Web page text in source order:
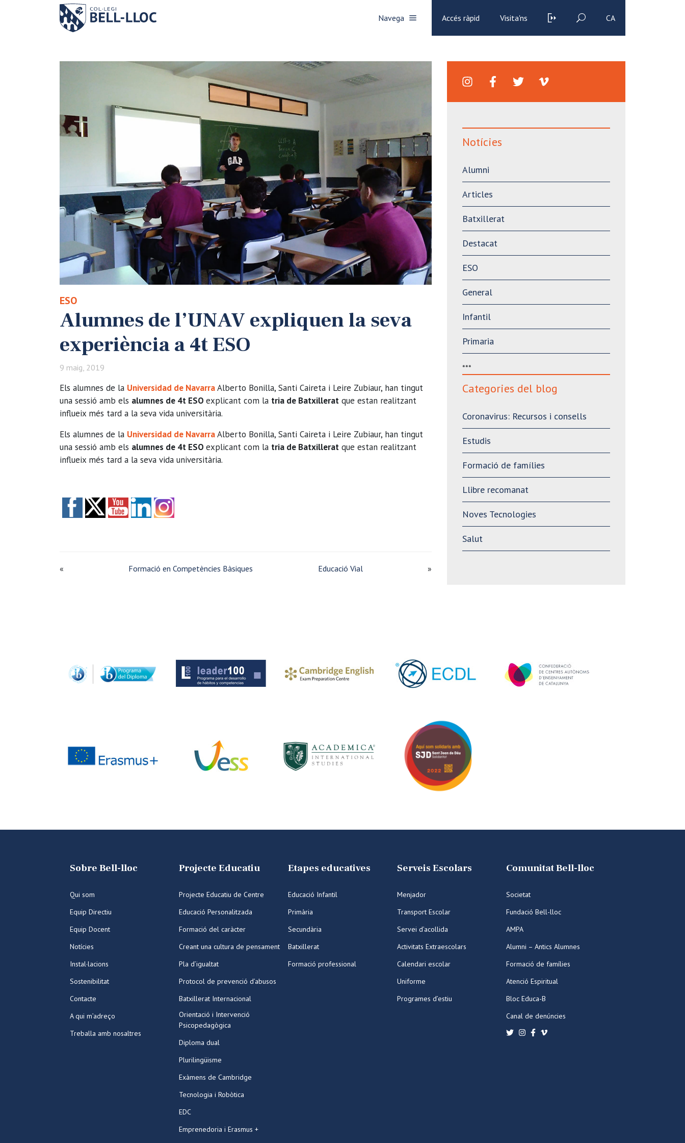
Navega Accés ràpid Visita'ns CA
ESO
Alumnes de l’UNAV expliquen la seva
experiència a 4t ESO
9 maig, 2019
Els alumnes de la Universidad de NavarraAlberto Bonilla, Santi Caireta i Leire Zubiaur, han tingut
una sessió amb els alumnes de 4t ESO explicant com la tria de Batxillerat que estan realitzant
influeix més tard a la seva vida universitària.
Els alumnes de la Universidad de NavarraAlberto Bonilla, Santi Caireta i Leire Zubiaur, han tingut
una sessió amb els alumnes de 4t ESO explicant com la tria de Batxillerat que estan realitzant
influeix més tard a la seva vida universitària.
« Formació en Competències Bàsiques Educació Vial »
Notícies
Alumni
Articles
Batxillerat
Destacat
ESO
General
Infantil
Primaria
***
Categories del blog
Coronavirus: Recursos i consells
Estudis
Formació de famílies
Llibre recomanat
Noves Tecnologies
Salut
Sobre Bell-lloc
Qui som
Equip Directiu
Equip Docent
Notícies
Instal·lacions
Sostenibilitat
Contacte
A qui m’adreço
Treballa amb nosaltres
Projecte Educatiu
Projecte Educatiu de Centre
Educació Personalitzada
Formació del caràcter
Creant una cultura de pensament
Pla d’igualtat
Protocol de prevenció d’abusos
Batxillerat Internacional
Orientació i Intervenció
Psicopedagògica
Diploma dual
Plurilingüisme
Exàmens de Cambridge
Tecnologia i Robòtica
EDC
Emprenedoria i Erasmus +
Etapes educatives
Educació Infantil
Primària
Secundària
Batxillerat
Formació professional
Serveis Escolars
Menjador
Transport Escolar
Servei d’acollida
Activitats Extraescolars
Calendari escolar
Uniforme
Programes d’estiu
Comunitat Bell-lloc
Societat
Fundació Bell-lloc
AMPA
Alumni – Antics Alumnes
Formació de famílies
Atenció Espiritual
Bloc Educa-B
Canal de denúncies